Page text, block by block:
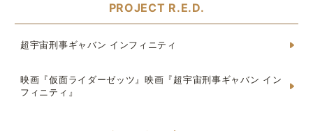
PROJECT R.E.D.
超宇宙刑事ギャバン インフィニティ
映画『仮面ライダーゼッツ』映画『超宇宙刑事ギャバン イン
フィニティ』